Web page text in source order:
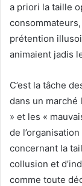
a priori la taille
prétention
animaient jadis
C’est la tâche
dans un
» et les «
de
concernant la
collusion et
comme toute